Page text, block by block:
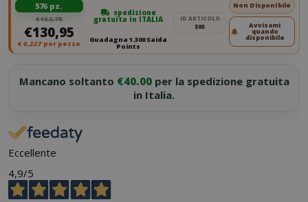
576 pz.
€152,75
€130,95
€ 0,227per pezzo
spedizione
gratuita in ITALIA
Guadagna 1.300 Saida
Points
ID ARTICOLO
593
Non Disponibile
Avvisami
quando
disponibile
Mancano soltanto €40.00per la spedizione gratuita
in Italia.
Eccellente
4,9/5